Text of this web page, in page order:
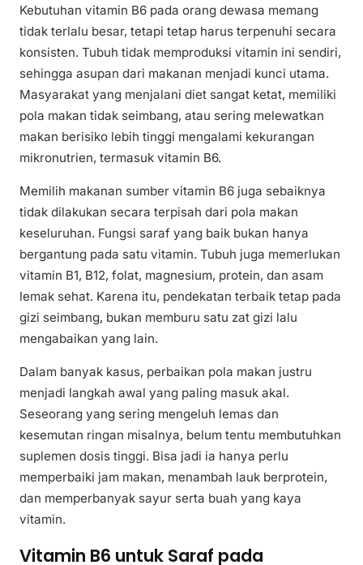
Kebutuhan vitamin B6 pada orang dewasa memang
tidak terlalu besar, tetapi tetap harus terpenuhi secara
konsisten. Tubuh tidak memproduksi vitamin ini sendiri,
sehingga asupan dari makanan menjadi kunci utama.
Masyarakat yang menjalani diet sangat ketat, memiliki
pola makan tidak seimbang, atau sering melewatkan
makan berisiko lebih tinggi mengalami kekurangan
mikronutrien, termasuk vitamin B6.
Memilih makanan sumber vitamin B6 juga sebaiknya
tidak dilakukan secara terpisah dari pola makan
keseluruhan. Fungsi saraf yang baik bukan hanya
bergantung pada satu vitamin. Tubuh juga memerlukan
vitamin B1, B12, folat, magnesium, protein, dan asam
lemak sehat. Karena itu, pendekatan terbaik tetap pada
gizi seimbang, bukan memburu satu zat gizi lalu
mengabaikan yang lain.
Dalam banyak kasus, perbaikan pola makan justru
menjadi langkah awal yang paling masuk akal.
Seseorang yang sering mengeluh lemas dan
kesemutan ringan misalnya, belum tentu membutuhkan
suplemen dosis tinggi. Bisa jadi ia hanya perlu
memperbaiki jam makan, menambah lauk berprotein,
dan memperbanyak sayur serta buah yang kaya
vitamin.
Vitamin B6 untuk Saraf pada